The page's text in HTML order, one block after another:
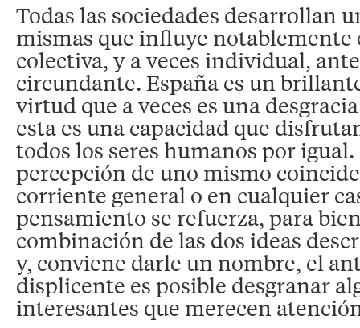
Todas las sociedades desarrollan
mismas que influye notablemente
colectiva, y a veces individual,
circundante. España es un
virtud que a veces es una
esta es una capacidad que
todos los seres humanos por igual.
percepción de uno mismo
corriente general o en cualquier
pensamiento se refuerza, para
combinación de las dos ideas
y, conviene darle un nombre, el
displicente es posible desgranar
interesantes que merecen